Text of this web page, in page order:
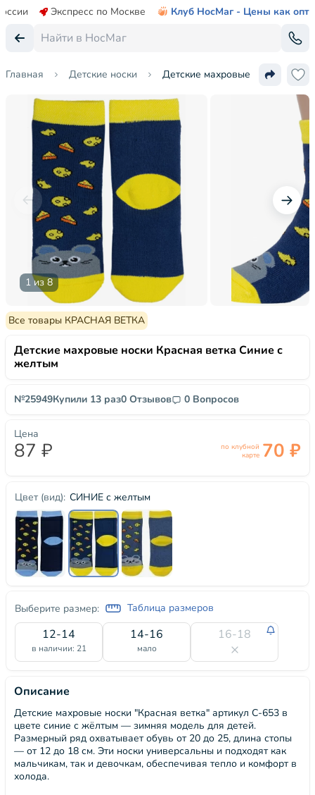
Экспресс по Москве Клуб НосМаг - Цены как опт
Главная Детские носки Детские махровые носки
1 из 8
Все товары КРАСНАЯ ВЕТКА
Детские махровые носки Красная ветка Синие с
желтым
№25949Купили 13 раз0 Отзывов 0 Вопросов
Цвет (вид): СИНИЕ с желтым
Выберите размер: Таблица размеров
12-14
в наличии: 21
14-16
мало
16-18
Цена
87 ₽
по клубной
карте 70 ₽
Описание
Детские махровые носки "Красная ветка" артикул С-653 в
цвете синие с жёлтым — зимняя модель для детей.
Размерный ряд охватывает обувь от 20 до 25, длина стопы
— от 12 до 18 см. Эти носки универсальны и подходят как
мальчикам, так и девочкам, обеспечивая тепло и комфорт в
холода.